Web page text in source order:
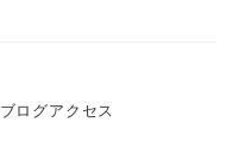
ブログアクセス